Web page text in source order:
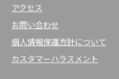
アクセス
お問い合わせ
個人情報保護方針について
カスタマーハラスメント